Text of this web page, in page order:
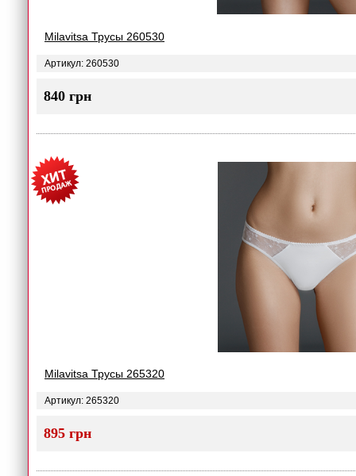
Milavitsa Трусы 260530
Артикул: 260530
840 грн
Milavitsa Трусы 265320
Артикул: 265320
895 грн